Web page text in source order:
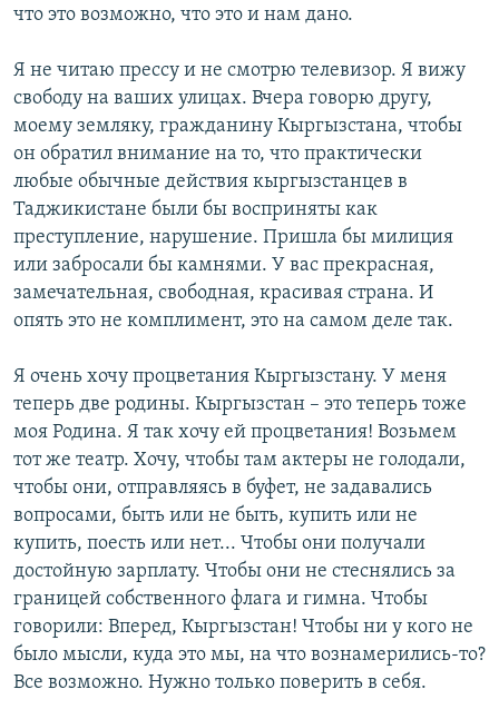
что это возможно, что это и нам дано.
Я не читаю прессу и не смотрю телевизор. Я вижу
свободу на ваших улицах. Вчера говорю другу,
моему земляку, гражданину Кыргызстана, чтобы
он обратил внимание на то, что практически
любые обычные действия кыргызстанцев в
Таджикистане были бы восприняты как
преступление, нарушение. Пришла бы милиция
или забросали бы камнями. У вас прекрасная,
замечательная, свободная, красивая страна. И
опять это не комплимент, это на самом деле так.
Я очень хочу процветания Кыргызстану. У меня
теперь две родины. Кыргызстан – это теперь тоже
моя Родина. Я так хочу ей процветания! Возьмем
тот же театр. Хочу, чтобы там актеры не голодали,
чтобы они, отправляясь в буфет, не задавались
вопросами, быть или не быть, купить или не
купить, поесть или нет... Чтобы они получали
достойную зарплату. Чтобы они не стеснялись за
границей собственного флага и гимна. Чтобы
говорили: Вперед, Кыргызстан! Чтобы ни у кого не
было мысли, куда это мы, на что вознамерились-то?
Все возможно. Нужно только поверить в себя.